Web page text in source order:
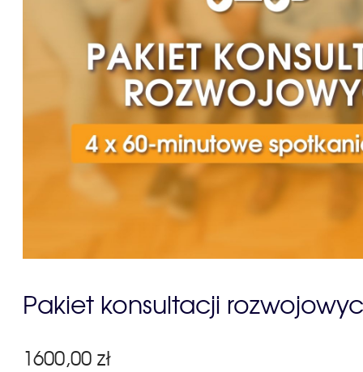
Pakiet konsultacji
1600,00 zł